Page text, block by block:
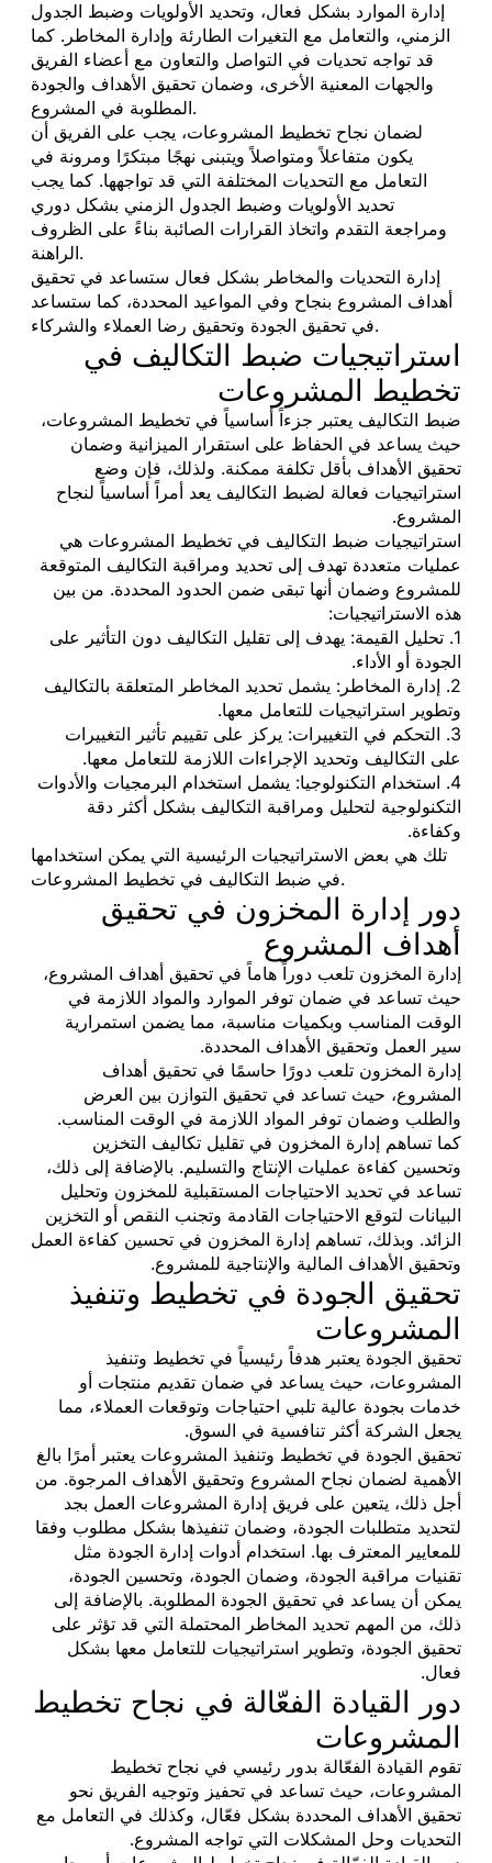
إدارة الموارد بشكل فعال، وتحديد الأولويات وضبط الجدول
الزمني، والتعامل مع التغيرات الطارئة وإدارة المخاطر. كما
قد تواجه تحديات في التواصل والتعاون مع أعضاء الفريق
والجهات المعنية الأخرى، وضمان تحقيق الأهداف والجودة
المطلوبة في المشروع.
لضمان نجاح تخطيط المشروعات، يجب على الفريق أن
يكون متفاعلاً ومتواصلاً ويتبنى نهجًا مبتكرًا ومرونة في
التعامل مع التحديات المختلفة التي قد تواجهها. كما يجب
تحديد الأولويات وضبط الجدول الزمني بشكل دوري
ومراجعة التقدم واتخاذ القرارات الصائبة بناءً على الظروف
الراهنة.
إدارة التحديات والمخاطر بشكل فعال ستساعد في تحقيق
أهداف المشروع بنجاح وفي المواعيد المحددة، كما ستساعد
في تحقيق الجودة وتحقيق رضا العملاء والشركاء.
استراتيجيات ضبط التكاليف في
تخطيط المشروعات
ضبط التكاليف يعتبر جزءاً أساسياً في تخطيط المشروعات،
حيث يساعد في الحفاظ على استقرار الميزانية وضمان
تحقيق الأهداف بأقل تكلفة ممكنة. ولذلك، فإن وضع
استراتيجيات فعالة لضبط التكاليف يعد أمراً أساسياً لنجاح
المشروع.
استراتيجيات ضبط التكاليف في تخطيط المشروعات هي
عمليات متعددة تهدف إلى تحديد ومراقبة التكاليف المتوقعة
للمشروع وضمان أنها تبقى ضمن الحدود المحددة. من بين
هذه الاستراتيجيات:
1. تحليل القيمة: يهدف إلى تقليل التكاليف دون التأثير على
الجودة أو الأداء.
2. إدارة المخاطر: يشمل تحديد المخاطر المتعلقة بالتكاليف
وتطوير استراتيجيات للتعامل معها.
3. التحكم في التغييرات: يركز على تقييم تأثير التغييرات
على التكاليف وتحديد الإجراءات اللازمة للتعامل معها.
4. استخدام التكنولوجيا: يشمل استخدام البرمجيات والأدوات
التكنولوجية لتحليل ومراقبة التكاليف بشكل أكثر دقة
وكفاءة.
تلك هي بعض الاستراتيجيات الرئيسية التي يمكن استخدامها
في ضبط التكاليف في تخطيط المشروعات.
دور إدارة المخزون في تحقيق
أهداف المشروع
إدارة المخزون تلعب دوراً هاماً في تحقيق أهداف المشروع،
حيث تساعد في ضمان توفر الموارد والمواد اللازمة في
الوقت المناسب وبكميات مناسبة، مما يضمن استمرارية
سير العمل وتحقيق الأهداف المحددة.
إدارة المخزون تلعب دورًا حاسمًا في تحقيق أهداف
المشروع، حيث تساعد في تحقيق التوازن بين العرض
والطلب وضمان توفر المواد اللازمة في الوقت المناسب.
كما تساهم إدارة المخزون في تقليل تكاليف التخزين
وتحسين كفاءة عمليات الإنتاج والتسليم. بالإضافة إلى ذلك،
تساعد في تحديد الاحتياجات المستقبلية للمخزون وتحليل
البيانات لتوقع الاحتياجات القادمة وتجنب النقص أو التخزين
الزائد. وبذلك، تساهم إدارة المخزون في تحسين كفاءة العمل
وتحقيق الأهداف المالية والإنتاجية للمشروع.
تحقيق الجودة في تخطيط وتنفيذ
المشروعات
تحقيق الجودة يعتبر هدفاً رئيسياً في تخطيط وتنفيذ
المشروعات، حيث يساعد في ضمان تقديم منتجات أو
خدمات بجودة عالية تلبي احتياجات وتوقعات العملاء، مما
يجعل الشركة أكثر تنافسية في السوق.
تحقيق الجودة في تخطيط وتنفيذ المشروعات يعتبر أمرًا بالغ
الأهمية لضمان نجاح المشروع وتحقيق الأهداف المرجوة. من
أجل ذلك، يتعين على فريق إدارة المشروعات العمل بجد
لتحديد متطلبات الجودة، وضمان تنفيذها بشكل مطلوب وفقا
للمعايير المعترف بها. استخدام أدوات إدارة الجودة مثل
تقنيات مراقبة الجودة، وضمان الجودة، وتحسين الجودة،
يمكن أن يساعد في تحقيق الجودة المطلوبة. بالإضافة إلى
ذلك، من المهم تحديد المخاطر المحتملة التي قد تؤثر على
تحقيق الجودة، وتطوير استراتيجيات للتعامل معها بشكل
فعال.
دور القيادة الفعّالة في نجاح تخطيط
المشروعات
تقوم القيادة الفعّالة بدور رئيسي في نجاح تخطيط
المشروعات، حيث تساعد في تحفيز وتوجيه الفريق نحو
تحقيق الأهداف المحددة بشكل فعّال، وكذلك في التعامل مع
التحديات وحل المشكلات التي تواجه المشروع.